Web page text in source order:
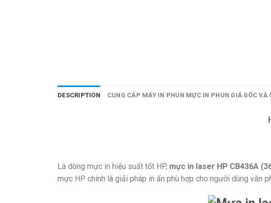
DESCRIPTION CUNG CẤP MÁY IN PHUN MỰC IN PHUN GIÁ GỐC
Là dòng mực in hiệu suất tốt HP, mực in laser HP CB436A
mực HP chính là giải pháp in ấn phù hợp cho người dùng văn